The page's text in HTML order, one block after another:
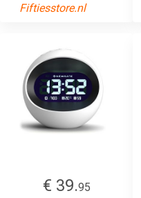
Fiftiesstore.nl
€ 39.95